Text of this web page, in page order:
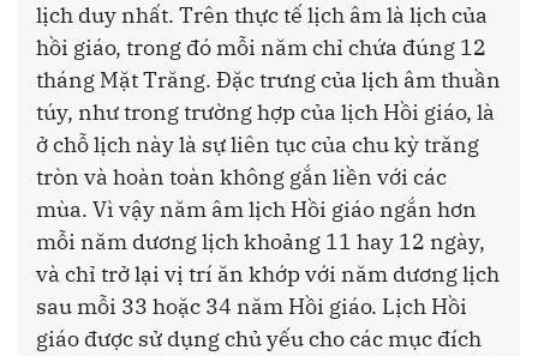
lịch duy nhất. Trên thực tế lịch âm là lịch của
hồi giáo, trong đó mỗi năm chỉ chứa đúng 12
tháng Mặt Trăng. Đặc trưng của lịch âm thuần
túy, như trong trường hợp của lịch Hồi giáo, là
ở chỗ lịch này là sự liên tục của chu kỳ trăng
tròn và hoàn toàn không gắn liền với các
mùa. Vì vậy năm âm lịch Hồi giáo ngắn hơn
mỗi năm dương lịch khoảng 11 hay 12 ngày,
và chỉ trở lại vị trí ăn khớp với năm dương lịch
sau mỗi 33 hoặc 34 năm Hồi giáo. Lịch Hồi
giáo được sử dụng chủ yếu cho các mục đích